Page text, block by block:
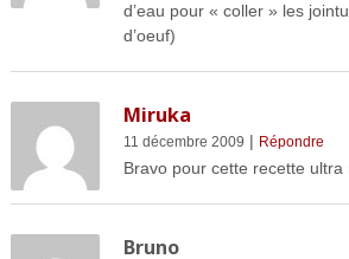
d’eau pour « coller » les
d’oeuf)
Miruka
11 décembre 2009 | Répondre
Bravo pour cette recette
Bruno